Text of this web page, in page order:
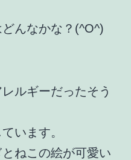
んなかな？(^O^)
ルギーだったそう
います。
ねこの絵が可愛い